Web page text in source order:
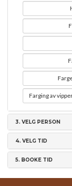
Farging av
3. VELG PERSON
4. VELG TID
5. BOOKE TID